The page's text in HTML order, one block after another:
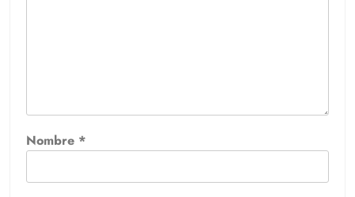
Nombre *